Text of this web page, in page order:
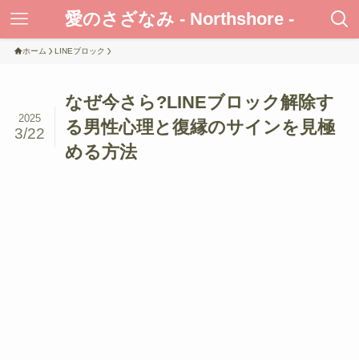
愛のさざなみ - Northshore -
ホーム LINEブロック
なぜ今さら?LINEブロック解除す
る男性心理と復縁のサインを見極
める方法
2025
3/22